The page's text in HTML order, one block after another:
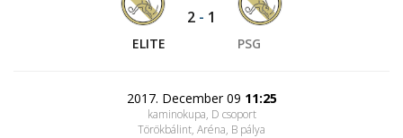
ELITE
2 - 1
PSG
2017. December 09 11:25
kaminokupa, D csoport
Törökbálint, Aréna, B pálya